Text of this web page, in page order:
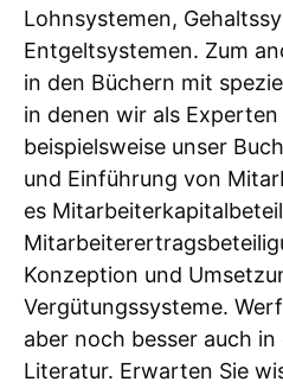
Lohnsystemen,
Entgeltsystemen. Zum
in den Büchern mit
in denen wir als
beispielsweise unser
und Einführung von
es
Konzeption und
Vergütungssysteme.
aber noch besser auch
Literatur. Erwarten Sie